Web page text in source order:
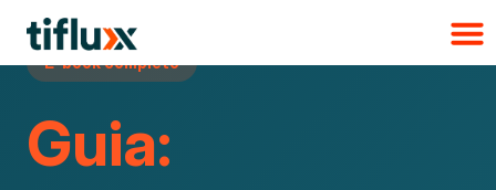
E-book completo
Guia: